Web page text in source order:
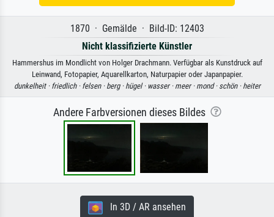
1870 · Gemälde · Bild-ID: 12403
Nicht klassifizierte Künstler
Hammershus im Mondlicht von Holger Drachmann. Verfügbar als Kunstdruck auf
Leinwand, Fotopapier, Aquarellkarton, Naturpapier oder Japanpapier.
dunkelheit · friedlich · felsen · berg · hügel · wasser · meer · mond · schön · heiter
Andere Farbversionen dieses Bildes
In 3D / AR ansehen